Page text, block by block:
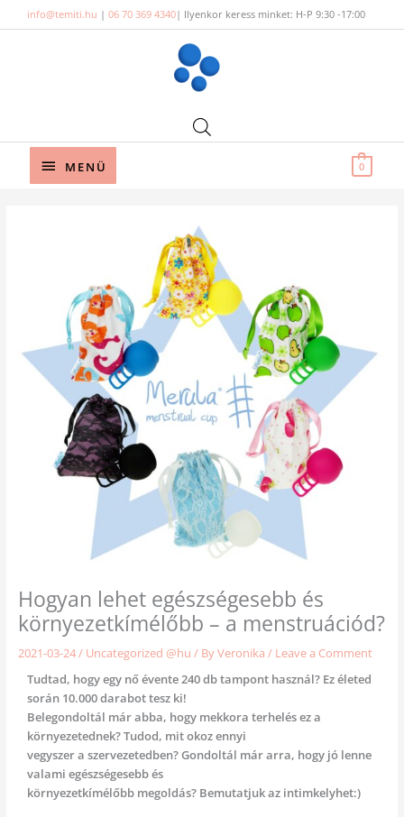
to
info@temiti.hu | 06 70 369 4340| Ilyenkor keress minket: H-P 9:30 -17:00
Below
MENÜ 0
Hogyan lehet egészségesebb és
környezetkímélőbb – a menstruációd?
2021-03-24/ Uncategorized @hu / ByVeronika / Leave a Comment
Tudtad, hogy egy nő évente 240 db tampont használ? Ez életed
során 10.000 darabot tesz ki!
Belegondoltál már abba, hogy mekkora terhelés ez a
környezetednek? Tudod, mit okoz ennyi
vegyszer a szervezetedben? Gondoltál már arra, hogy jó lenne
valami egészségesebb és
környezetkímélőbb megoldás? Bemutatjuk az intimkelyhet:)